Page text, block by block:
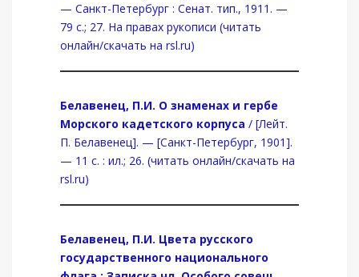
— Санкт-Петербург : Сенат. тип., 1911. —
79 с.; 27. На правах рукописи (читать
онлайн/скачать на rsl.ru)
Белавенец, П.И. О знаменах и гербе
Морского кадетского корпуса / [Лейт.
П. Белавенец]. — [Санкт-Петербург, 1901].
— 11 с. : ил.; 26. (читать онлайн/скачать на
rsl.ru)
Белавенец, П.И. Цвета русского
государственного национального